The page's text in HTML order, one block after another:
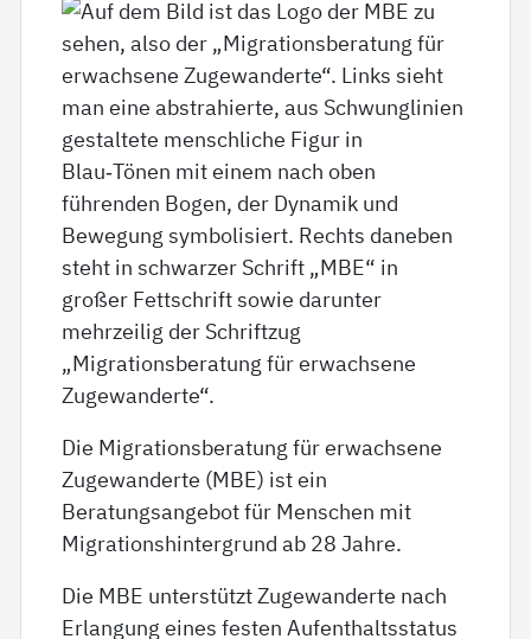
Die Migrationsberatung für erwachsene
Zugewanderte (MBE) ist ein
Beratungsangebot für Menschen mit
Migrationshintergrund ab 28 Jahre.
Die MBE unterstützt Zugewanderte nach
Erlangung eines festen Aufenthaltsstatus